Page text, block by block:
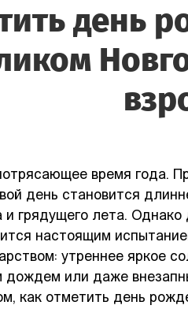
день
время года.
день становится
и грядущего лета.
настоящим
утреннее яркое
дождем или даже
как отметить день